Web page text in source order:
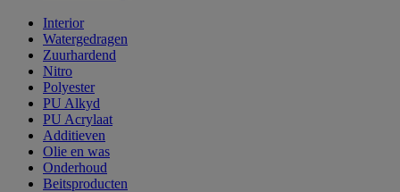
Interior
Watergedragen
Zuurhardend
Nitro
Polyester
PU Alkyd
PU Acrylaat
Additieven
Olie en was
Onderhoud
Beitsproducten